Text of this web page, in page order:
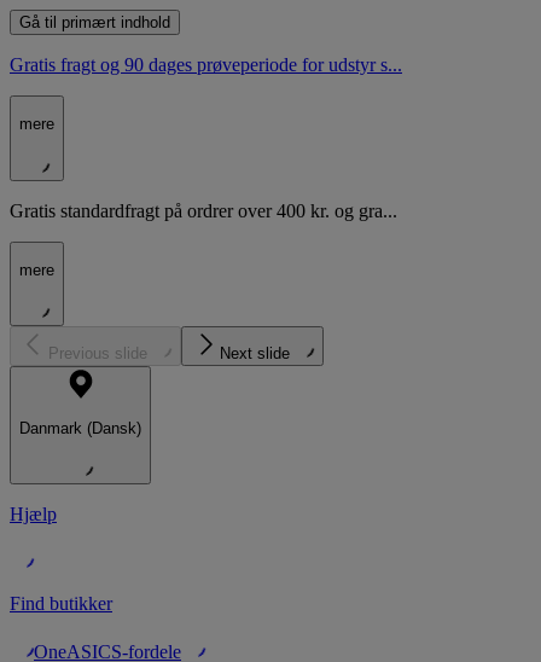
Gå til primært indhold
Gratis fragt og 90 dages prøveperiode for udstyr s...
mere
Gratis standardfragt på ordrer over 400 kr. og gra...
mere
Previous slide Next slide
Danmark (Dansk)
Hjælp
Find butikker
OneASICS-fordele